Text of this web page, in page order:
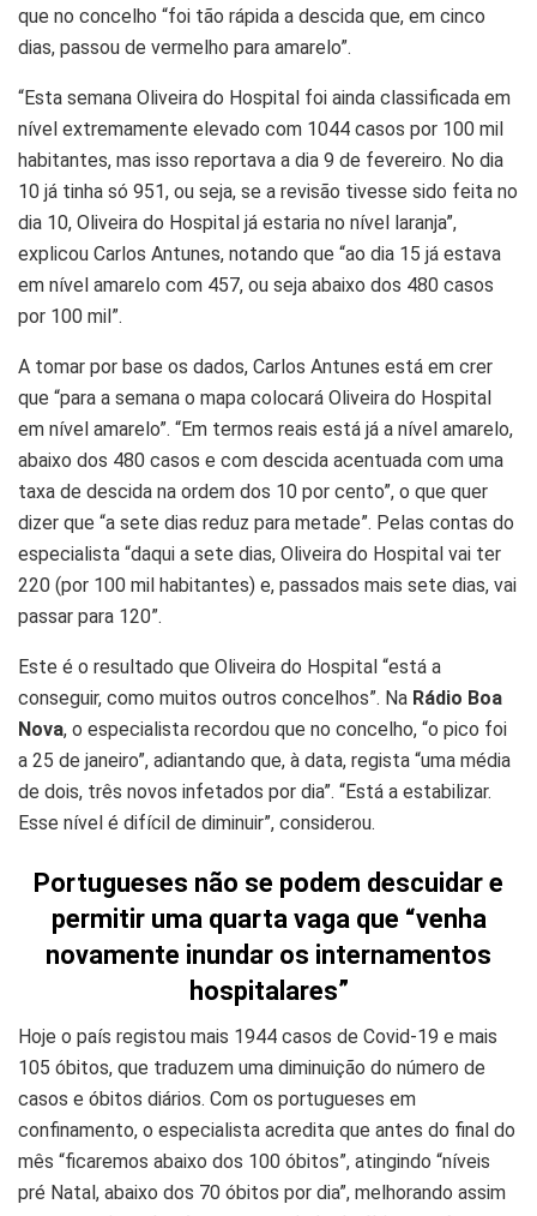
que no concelho “foi tão rápida a descida que, em cinco
dias, passou de vermelho para amarelo”.
“Esta semana Oliveira do Hospital foi ainda classificada em
nível extremamente elevado com 1044 casos por 100 mil
habitantes, mas isso reportava a dia 9 de fevereiro. No dia
10 já tinha só 951, ou seja, se a revisão tivesse sido feita no
dia 10, Oliveira do Hospital já estaria no nível laranja”,
explicou Carlos Antunes, notando que “ao dia 15 já estava
em nível amarelo com 457, ou seja abaixo dos 480 casos
por 100 mil”.
A tomar por base os dados, Carlos Antunes está em crer
que “para a semana o mapa colocará Oliveira do Hospital
em nível amarelo”. “Em termos reais está já a nível amarelo,
abaixo dos 480 casos e com descida acentuada com uma
taxa de descida na ordem dos 10 por cento”, o que quer
dizer que “a sete dias reduz para metade”. Pelas contas do
especialista “daqui a sete dias, Oliveira do Hospital vai ter
220 (por 100 mil habitantes) e, passados mais sete dias, vai
passar para 120”.
Este é o resultado que Oliveira do Hospital “está a
conseguir, como muitos outros concelhos”. Na Rádio Boa
Nova, o especialista recordou que no concelho, “o pico foi
a 25 de janeiro”, adiantando que, à data, regista “uma média
de dois, três novos infetados por dia”. “Está a estabilizar.
Esse nível é difícil de diminuir”, considerou.
Portugueses não se podem descuidar e
permitir uma quarta vaga que “venha
novamente inundar os internamentos
hospitalares”
Hoje o país registou mais 1944 casos de Covid-19 e mais
105 óbitos, que traduzem uma diminuição do número de
casos e óbitos diários. Com os portugueses em
confinamento, o especialista acredita que antes do final do
mês “ficaremos abaixo dos 100 óbitos”, atingindo “níveis
pré Natal, abaixo dos 70 óbitos por dia”, melhorando assim